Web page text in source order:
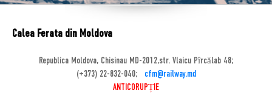
Calea Ferata din Moldova
Republica Moldova, Chisinau MD-2012,str. Vlaicu Pîrcălab 48;
(+373) 22-832-040;
cfm@railway.md
ANTICORUPȚIE